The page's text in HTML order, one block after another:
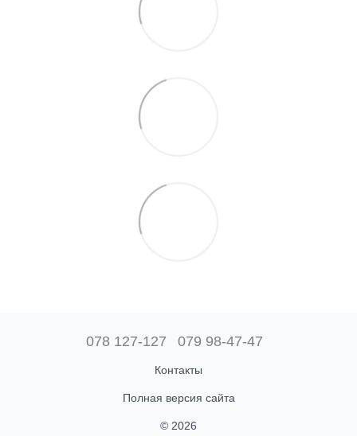
078 127-127 079 98-47-47
Контакты
Полная версия сайта
© 2026